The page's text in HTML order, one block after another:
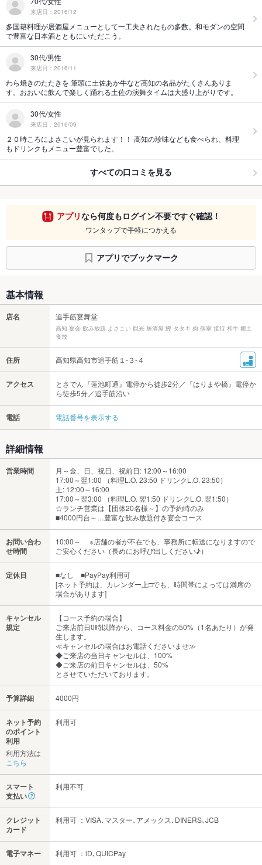
来店日：2016/12
多国籍料理が居酒屋メニューとして一工夫されたもの多数。和モダンの空間
で豊富な日本酒とともにいただこう。
30代/男性
来店日：2016/11
わら焼きのたたきを 筆頭に土佐あか牛など高知の名品がたくさんありま
す。おおいに飲んで楽しく踊れる土佐の演舞タイムは大盛り上がりです。
30代/女性
来店日：2016/09
２０時ころによさこいが見られます！！ 高知の珍味なども食べられ、料理
もドリンクもメニュー豊富でした。
すべての口コミを見る
アプリなら何度もログイン不要ですぐ確認！
ワンタップで手軽につかえる
アプリでブックマーク
基本情報
店名 追手筋宴舞堂
高知 宴会 飲み放題 よさこい 観光 居酒屋 鰹 タタキ 肉 個室 接待 和牛 郷土
食放
住所 高知県高知市追手筋１-３-４
アクセス
とさでん『蓮池町通』電停から徒歩2分／『はりまや橋』電停か
ら徒歩5分／追手筋沿い
電話 電話番号を表示する
詳細情報
営業時間
月～金、日、祝日、祝前日: 12:00～16:00
17:00～翌1:00 （料理L.O. 23:50 ドリンクL.O. 23:50）
土: 12:00～16:00
17:00～翌3:00 （料理L.O. 翌1:50 ドリンクL.O. 翌1:50）
☆ランチ営業は【団体20名様～】の予約時のみ
■4000円台～…豊富な飲み放題付き宴会コース
お問い合わ
せ時間
10:00～ ※店舗の者が不在でも、事務所に転送になりますので
ご安心ください（長めにお呼び出しください♪）
定休日
■なし ■PayPay利用可
[ネット予約は、カレンダー上□でも、時間帯によっては満席の
場合があります]
キャンセル
規定
【コース予約の場合】
ご来店前日0時以降から、コース料金の50%（1名あたり）が発
生します。
≪キャンセルの場合はお電話くださいませ≫
◆ご来店の当日キャンセルは、100%
◆ご来店の前日キャンセルは、50%
とさせていただいております。
予算詳細 4000円
ネット予約
のポイント
利用
利用方法は
こちら
利用可
スマート
支払い
利用不可
クレジット
カード
利用可 ：VISA､マスター､アメックス､DINERS､JCB
電子マネー 利用可 ：iD､QUICPay